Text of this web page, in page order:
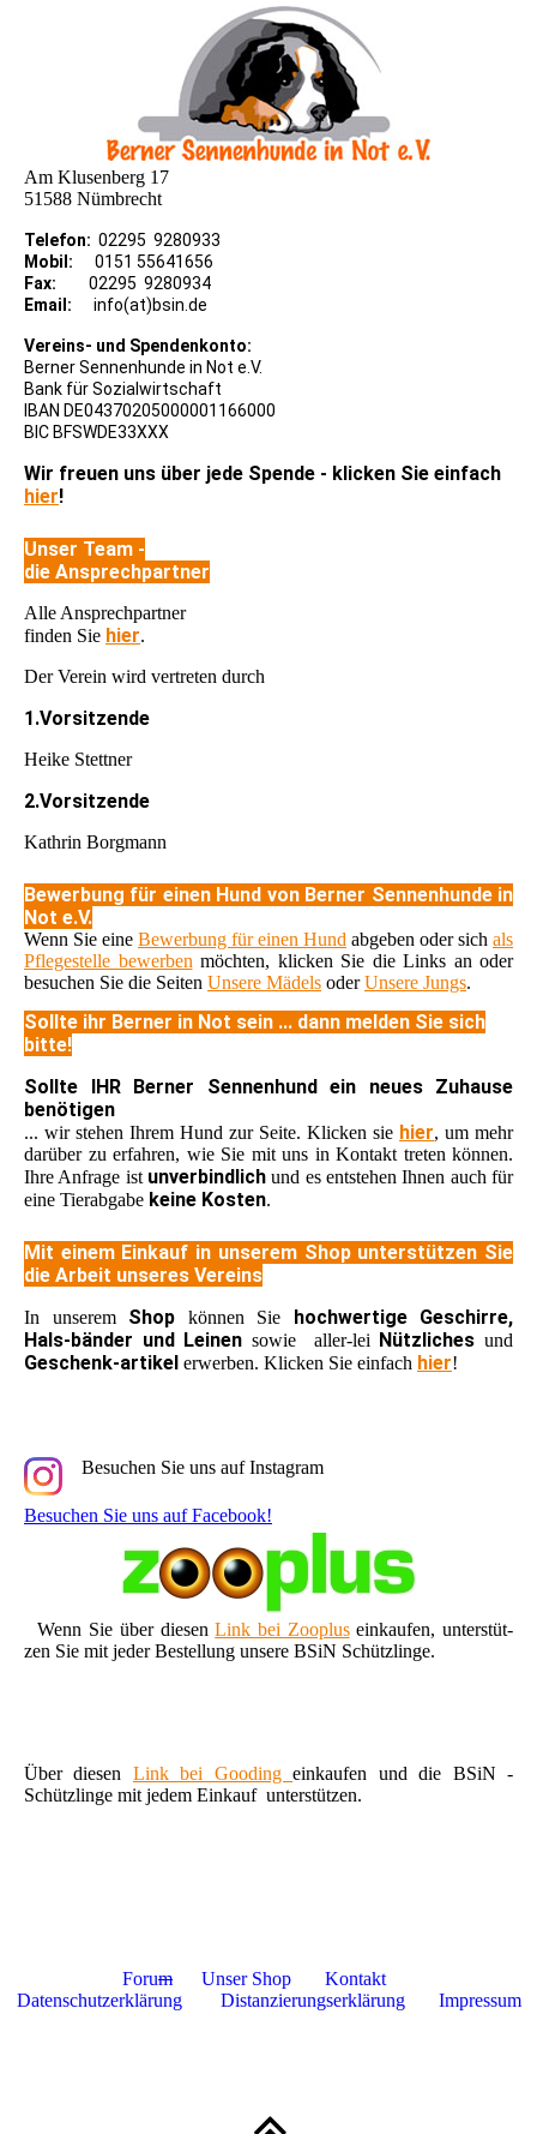
Am Klusenberg 17
51588 Nümbrecht
Telefon: 02295 9280933
Mobil: 0151 55641656
Fax:
02295 9280934
Email: info(at)bsin.de
Vereins- und Spendenkonto:
Berner Sennenhunde in Not e.V.
Bank für Sozialwirtschaft
IBAN DE04370205000001166000
BIC BFSWDE33XXX
Wir freuen uns über jede Spende - klicken Sie einfach
hier!
Unser Team -
die Ansprechpartner
Alle Ansprechpartner
finden Sie hier.
Der Verein wird vertreten durch
1.Vorsitzende
Heike Stettner
2.Vorsitzende
Kathrin Borgmann
Bewerbung für einen Hund von Berner Sennenhunde in
Not e.V.
Wenn Sie eine Bewerbung für einen Hund abgeben oder sich als
Pflegestelle bewerben möchten, klicken Sie die Links an oder
besuchen Sie die Seiten Unsere Mädels oderUnsere Jungs.
Sollte ihr Berner in Not sein ... dann melden Sie sich
bitte!
Sollte IHR Berner Sennenhund ein neues Zuhause
benötigen
... wir stehen Ihrem Hund zur Seite. Klicken sie hier, um mehr
darüber zu erfahren, wie Sie mit uns in Kontakt treten können.
Ihre Anfrage ist unverbindlich und es entstehen Ihnen auch für
eine Tierabgabe keine Kosten.
Mit einem Einkauf in unserem Shop unterstützen Sie
die Arbeit unseres Vereins
In unserem Shop können Sie
hochwertige Geschirre,
Hals-bänder und Leinen sowie aller-lei Nützliches und
Geschenk-artikel erwerben. Klicken Sie einfach hier!
Besuchen Sie uns auf Instagram
Besuchen Sie uns auf Facebook!
Wenn Sie über diesenLink bei Zoopluseinkaufen, unterstüt-
zen Sie mit jeder Bestellung unsere BSiN Schützlinge.
Über diesen Link bei Goodingeinkaufen und die BSiN -
Schützlinge mit jedem Einkauf unterstützen.
Forum Unser Shop Kontakt
Datenschutzerklärung
Distanzierungserklärung Impressum